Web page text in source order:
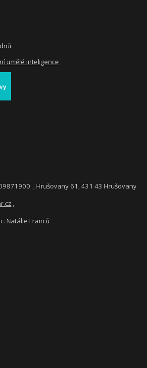
umělé inteligence
, Hrušovany 61, 431 43 Hrušovany
,
Natálie Franců